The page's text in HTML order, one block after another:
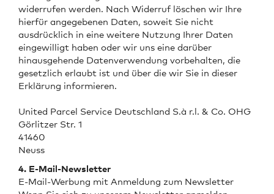
widerrufen werden. Nach Widerruf löschen wir Ihre
hierfür angegebenen Daten, soweit Sie nicht
ausdrücklich in eine weitere Nutzung Ihrer Daten
eingewilligt haben oder wir uns eine darüber
hinausgehende Datenverwendung vorbehalten, die
gesetzlich erlaubt ist und über die wir Sie in dieser
Erklärung informieren.
United Parcel Service Deutschland S.à r.l. & Co. OHG
Görlitzer Str. 1
41460
Neuss
4. E-Mail-Newsletter
E-Mail-Werbung mit Anmeldung zum Newsletter